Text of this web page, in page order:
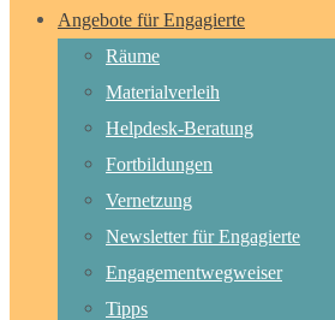
springenAngebote für Engagierte
Räume
Materialverleih
Helpdesk-Beratung
Fortbildungen
Vernetzung
Newsletter für Engagierte
Engagementwegweiser
Tipps